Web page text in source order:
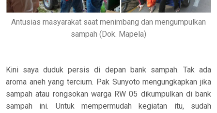
Antusias masyarakat saat menimbang dan mengumpulkan
sampah (Dok. Mapela)
Kini saya duduk persis di depan bank sampah. Tak ada
aroma aneh yang tercium. Pak Sunyoto mengungkapkan jika
sampah atau rongsokan warga RW 05 dikumpulkan di bank
sampah ini. Untuk mempermudah kegiatan itu, sudah